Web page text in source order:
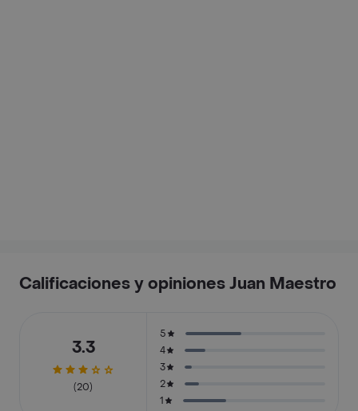
Calificaciones y opiniones Juan Maestro
3.3
(20)
5
4
3
2
1